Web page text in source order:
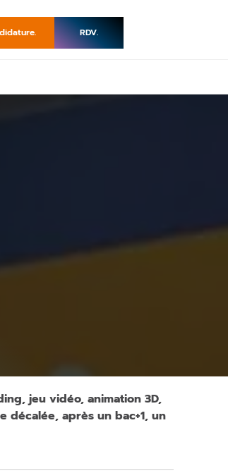
RDV.
jeu vidéo, animation 3D,
après un bac+1, un